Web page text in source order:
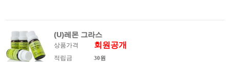
(U)레몬 그라스
상품가격 회원공개
적립금 30원